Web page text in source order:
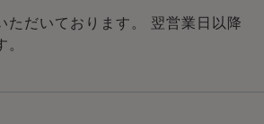
ただいております。 翌営業日以降